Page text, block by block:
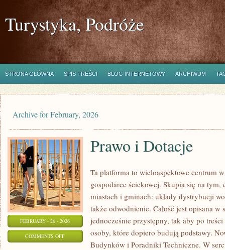
Turystyka, Podróże
STRONA GŁÓWNA SPIS TREŚCI BLOG INTERNETOWY ARCHIWUM
Archive for February, 2026
FEBRUARY - 26 - 2026
COMMENTS OFFON
Prawo i Dotacje
Ta platforma to wieloaspektowe centrum
gospodarce ściekowej. Skupia się na
miastach i gminach: układy dystrybucji
także odwodnienie. Całość jest opisana
jednocześnie przystępny, tak aby po
osoby, które dopiero budują podstawy.
Budynków i Poradniki Techniczne. W